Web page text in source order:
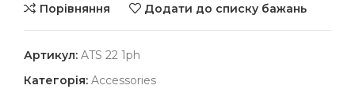
Порівняння Додати до списку бажань
Артикул: ATS 22 1ph
Категорія: Accessories